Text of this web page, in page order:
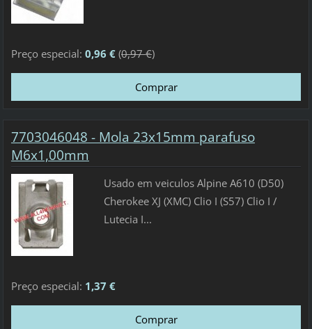
Preço especial: 0,96 €(0,97 €)
7703046048 - Mola 23x15mm parafuso
M6x1,00mm
Usado em veiculos Alpine A610 (D50)
Cherokee XJ (XMC) Clio I (S57) Clio I /
Lutecia I...
Preço especial: 1,37 €